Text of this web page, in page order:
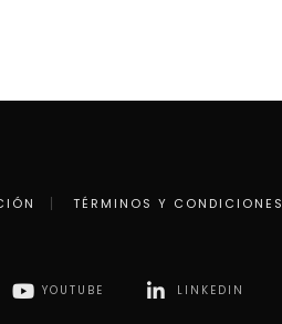
TÉRMINOS Y CONDICIONES
YOUTUBE LINKEDIN